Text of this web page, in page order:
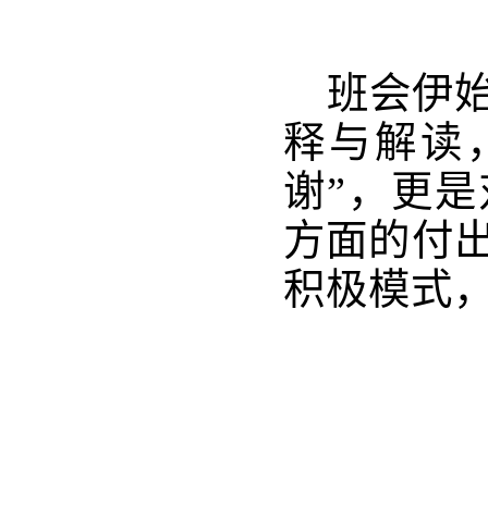
班会伊
释与解读
谢”，更
方面的付
积极模式